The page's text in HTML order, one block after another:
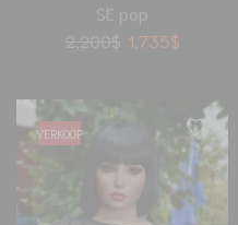
SE pop
2,200$ 1,735$
VERKOOP